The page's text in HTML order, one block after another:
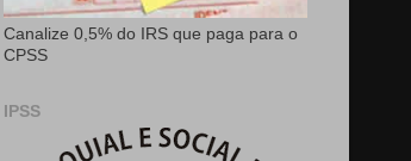
Canalize 0,5% do IRS que paga para o
CPSS
IPSS